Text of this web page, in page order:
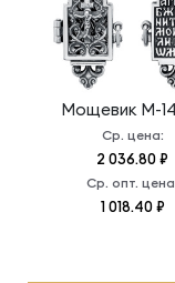
Мощевик М-
Ср. цена:
2 036.80 ₽
Ср. опт.
1 018.40 ₽